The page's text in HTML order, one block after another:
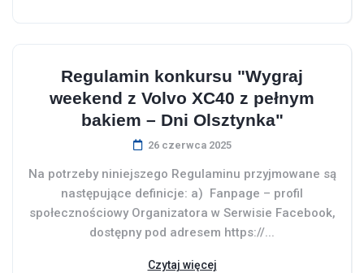
Regulamin konkursu "Wygraj
weekend z Volvo XC40 z pełnym
bakiem – Dni Olsztynka"
26 czerwca 2025
Na potrzeby niniejszego Regulaminu przyjmowane są
następujące definicje: a) Fanpage – profil
społecznościowy Organizatora w Serwisie Facebook,
dostępny pod adresem https://...
Czytaj więcej